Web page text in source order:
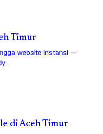
Timur
website instansi —
di Aceh Timur